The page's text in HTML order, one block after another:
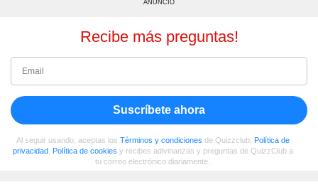
ANUNCIO
Recibe más preguntas!
Suscríbete ahora
Al seguir usando, aceptas los Términos y condiciones de Quizzclub, Política de
privacidad, Política de cookies y recibes adivinanzas y preguntas de QuizzClub a
tu correo electrónico diariamente.